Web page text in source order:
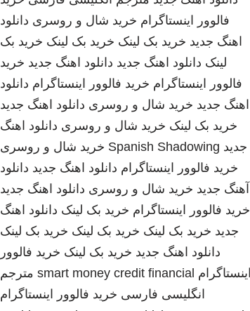
فالوور اینستاگرام خرید شال و روسری دانلود
اهنگ جدید خرید بک لینک خرید بک لینک خرید بک
لینک دانلود اهنگ جدید دانلود اهنگ جدید خرید
فالوور اینستاگرام خرید فالوور اینستاگرام دانلود
اهنگ جدید خرید شال و روسری دانلود اهنگ جدید
خرید بک لینک خرید شال و روسری دانلود اهنگ
جدید Spanish Shadowing خرید شال و روسری
خرید فالوور اینستاگرام دانلود اهنگ جدید دانلود
آهنگ جدید خرید شال و روسری دانلود اهنگ جدید
خرید فالوور اینستاگرام خرید بک لینک دانلود اهنگ
جدید خرید بک لینک خرید بک لینک خرید بک لینک
دانلود اهنگ جدید خرید بک لینک خرید فالوور
اینستاگرام smart money credit financial مترجم
انگلیسی فارسی خرید فالوور اینستاگرام